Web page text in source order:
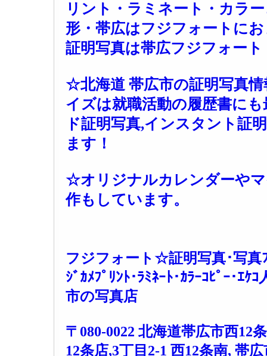
リント・ラミネート・カラ
形・帯広はフジフォートに
証明写真は帯広フジフォート
☆北海道 帯広市の証明写真
イズは就職活動の履歴書に
ド証明写真,インスタント証
ます！
☆オリジナルカレンダーや
作もしています。
フジフォート☆証明写真･写真ﾌ
ｼﾞｶﾒﾌﾟﾘﾝﾄ･ﾗﾐﾈｰﾄ･ｶﾗｰｺﾋﾟｰ･ｴｹ
市の写真店
〒080-0022 北海道帯広市西12
12条店,3丁目2-1 西12条南, 帯